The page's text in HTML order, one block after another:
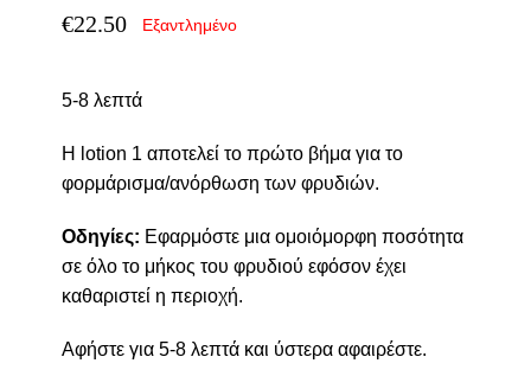
€22.50 Εξαντλημένο
5-8 λεπτά
Η lotion 1 αποτελεί το πρώτο βήμα για το
φορμάρισμα/ανόρθωση των φρυδιών.
Οδηγίες: Εφαρμόστε μια ομοιόμορφη ποσότητα
σε όλο το μήκος του φρυδιού εφόσον έχει
καθαριστεί η περιοχή.
Αφήστε για 5-8 λεπτά και ύστερα αφαιρέστε.